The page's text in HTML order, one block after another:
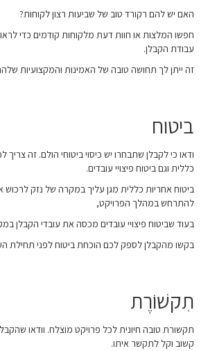
האם יש להם רקורד טוב של שביעות רצון לקוחות?
חפשו המלצות או חוות דעת מלקוחות קודמים כדי
עבודת הקבלן.
זה ייתן לך תחושה טובה של האמינות והמקצועיות
ביטוח
ודאו כי לקבלן שתבחרו יש כיסוי ביטוחי הולם. זה צריך
כללית וגם ביטוח פיצויי עובדים.
ביטוח אחריות כללית מגן עליך במקרה של נזק לרכוש
להתרחש במהלך הפרויקט,
בעוד שביטוח פיצויי עובדים מכסה את עובדי הקבלן
בקשו מהקבלן לספק לכם הוכחת ביטוח לפני תחילת
תִקשׁוֹרֶת
תקשורת טובה חיונית לכל פרויקט מוצלח. וודאו
קשוב וקל לתקשר איתו.